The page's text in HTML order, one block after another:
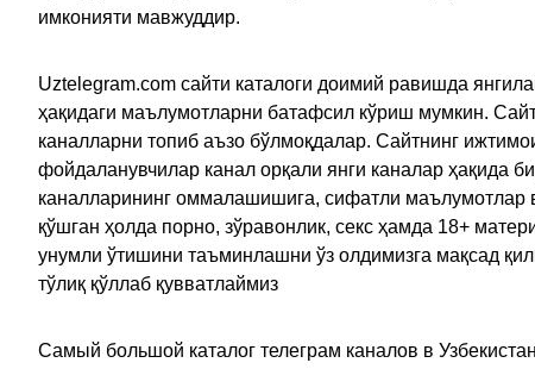
имконияти мавжуддир.
Uztelegram.com сайти каталоги доимий равишда
ҳақидаги маълумотларни батафсил кўриш мумкин.
каналларни топиб аъзо бўлмоқдалар. Сайтнинг
фойдаланувчилар канал орқали янги каналар ҳақида
каналларининг оммалашишига, сифатли маълумотлар
қўшган ҳолда порно, зўравонлик, секс ҳамда 18+
унумли ўтишини таъминлашни ўз олдимизга мақсад
тўлиқ қўллаб қувватлаймиз
Самый большой каталог телеграм каналов в